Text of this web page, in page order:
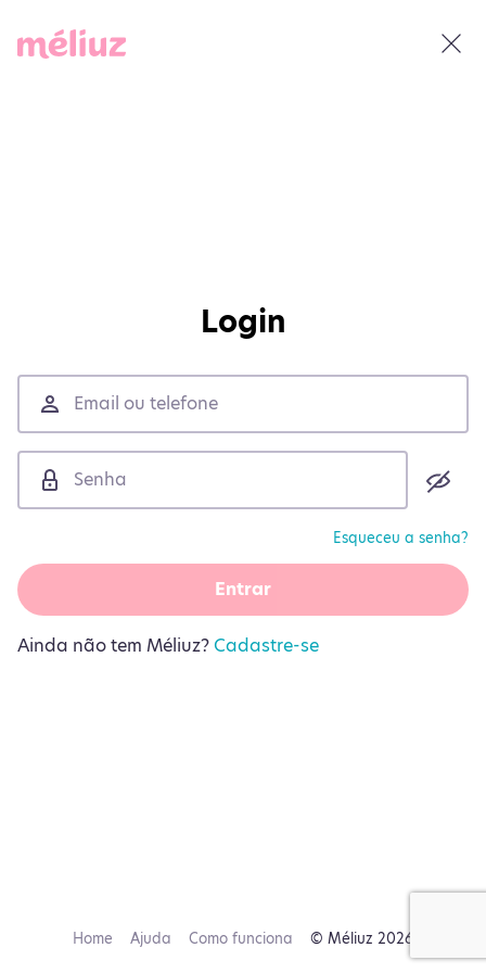
Login
Esqueceu a senha?
Entrar
Ainda não tem Méliuz? Cadastre-se
Home Ajuda Como funciona © Méliuz 2026